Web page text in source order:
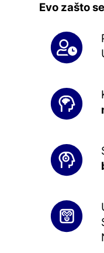
Evo zašto